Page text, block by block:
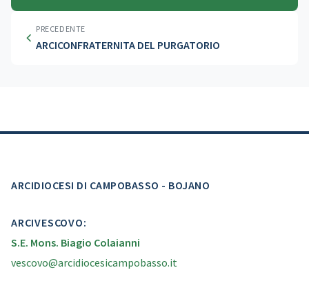
PRECEDENTE
ARCICONFRATERNITA DEL PURGATORIO
ARCIDIOCESI DI CAMPOBASSO - BOJANO
ARCIVESCOVO:
S.E. Mons. Biagio Colaianni
vescovo@arcidiocesicampobasso.it